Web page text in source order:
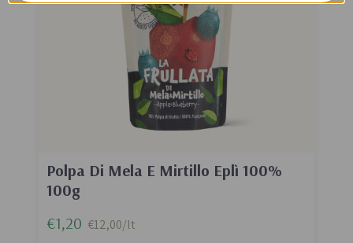
Polpa Di Mela E Mirtillo Eplì 100%
100g
€1,20 €12,00/lt